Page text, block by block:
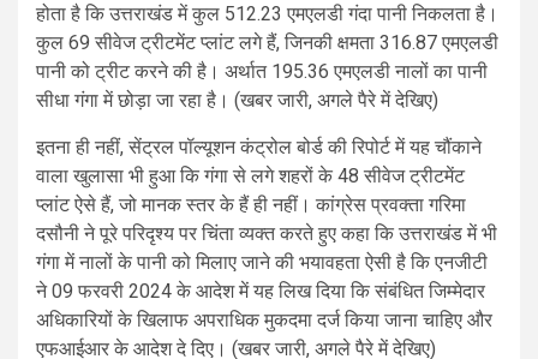
होता है कि उत्तराखंड में कुल 512.23 एमएलडी गंदा पानी निकलता है।
कुल 69 सीवेज ट्रीटमेंट प्लांट लगे हैं, जिनकी क्षमता 316.87 एमएलडी
पानी को ट्रीट करने की है। अर्थात 195.36 एमएलडी नालों का पानी
सीधा गंगा में छोड़ा जा रहा है। (खबर जारी, अगले पैरे में देखिए)
इतना ही नहीं, सेंट्रल पॉल्यूशन कंट्रोल बोर्ड की रिपोर्ट में यह चौंकाने
वाला खुलासा भी हुआ कि गंगा से लगे शहरों के 48 सीवेज ट्रीटमेंट
प्लांट ऐसे हैं, जो मानक स्तर के हैं ही नहीं। कांग्रेस प्रवक्ता गरिमा
दसौनी ने पूरे परिदृश्य पर चिंता व्यक्त करते हुए कहा कि उत्तराखंड में भी
गंगा में नालों के पानी को मिलाए जाने की भयावहता ऐसी है कि एनजीटी
ने 09 फरवरी 2024 के आदेश में यह लिख दिया कि संबंधित जिम्मेदार
अधिकारियों के खिलाफ अपराधिक मुकदमा दर्ज किया जाना चाहिए और
एफआईआर के आदेश दे दिए। (खबर जारी, अगले पैरे में देखिए)